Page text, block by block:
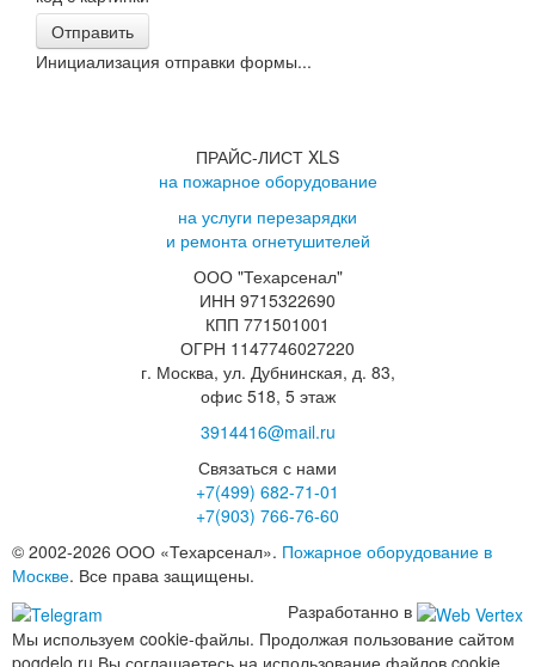
Отправить
Инициализация отправки формы...
ПРАЙС-ЛИСТ XLS
на пожарное оборудование
на услуги перезарядки
и ремонта огнетушителей
ООО "Техарсенал"
ИНН 9715322690
КПП 771501001
ОГРН 1147746027220
г. Москва, ул. Дубнинская, д. 83,
офис 518, 5 этаж
3914416@mail.ru
Связаться с нами
+7(499) 682-71-01
+7(903) 766-76-60
© 2002-2026 ООО «Техарсенал». Пожарное оборудование в
Москве. Все права защищены.
Разработанно в
Мы используем cookie-файлы. Продолжая пользование сайтом
pogdelo.ru Вы соглашаетесь на использование файлов cookie.